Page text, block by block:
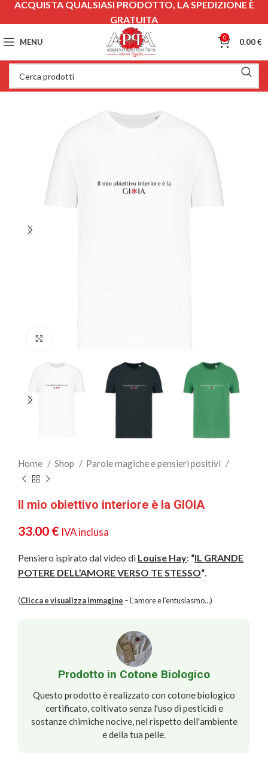
MENU 0 0.00€
Home Shop Parole magiche e pensieri positivi
Il mio obiettivo interiore è la GIOIA
33.00 € IVA inclusa
Pensiero ispirato dal video di Louise Hay: “IL GRANDE
POTERE DELL’AMORE VERSO TE STESSO“
(Clicca e visualizza immagine – L’amore e l’entusiasmo…)
Prodotto in Cotone Biologico
Questo prodotto è realizzato con cotone biologico
certificato, coltivato senza l'uso di pesticidi e
sostanze chimiche nocive, nel rispetto dell'ambiente
e della tua pelle.
ACQUISTA QUALSIASI PRODOTTO, LA SPEDIZIONE È
GRATUITA